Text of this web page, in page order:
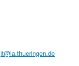
it@la.thueringen.de